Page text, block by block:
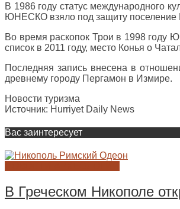
В 1986 году статус международного
ЮНЕСКО взяло под защиту поселение
Во время раскопок Трои в 1998 году
список в 2011 году, место Конья о
Последняя запись внесена в
древнему городу Пергамон в Измире.
Новости туризма
Источник: Hurriyet Daily News
Вас заинтересует
В Греческом Никополе